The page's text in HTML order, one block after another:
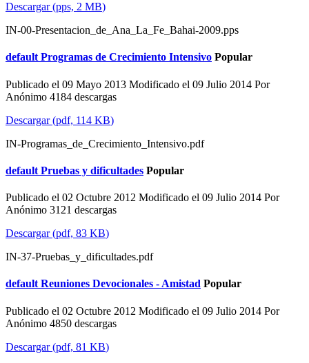
Descargar(pps, 2 MB)
IN-00-Presentacion_de_Ana_La_Fe_Bahai-2009.pps
default Programas de Crecimiento Intensivo Popular
Publicado el 09 Mayo 2013 Modificado el 09 Julio 2014 Por
Anónimo 4184 descargas
Descargar(pdf, 114 KB)
IN-Programas_de_Crecimiento_Intensivo.pdf
default Pruebas y dificultades Popular
Publicado el 02 Octubre 2012 Modificado el 09 Julio 2014 Por
Anónimo 3121 descargas
Descargar(pdf, 83 KB)
IN-37-Pruebas_y_dificultades.pdf
default Reuniones Devocionales - Amistad Popular
Publicado el 02 Octubre 2012 Modificado el 09 Julio 2014 Por
Anónimo 4850 descargas
Descargar(pdf, 81 KB)